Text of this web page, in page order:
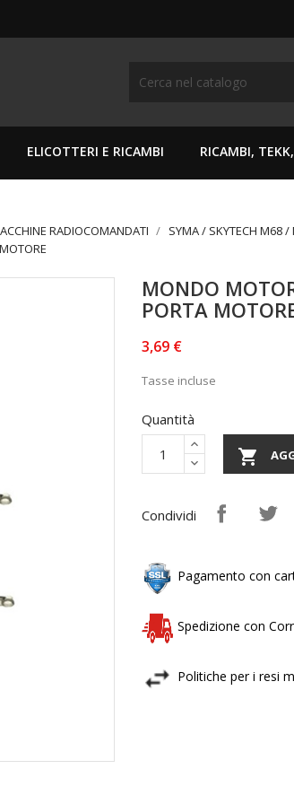
ELICOTTERI E RICAMBI RICAMBI,
RADIOCOMANDATI SYMA / SKYTECH M68
MONDO
PORTA
3,69 €
Tasse incluse
Quantità

Condividi
Pagamento con
Spedizione con
Politiche per i resi